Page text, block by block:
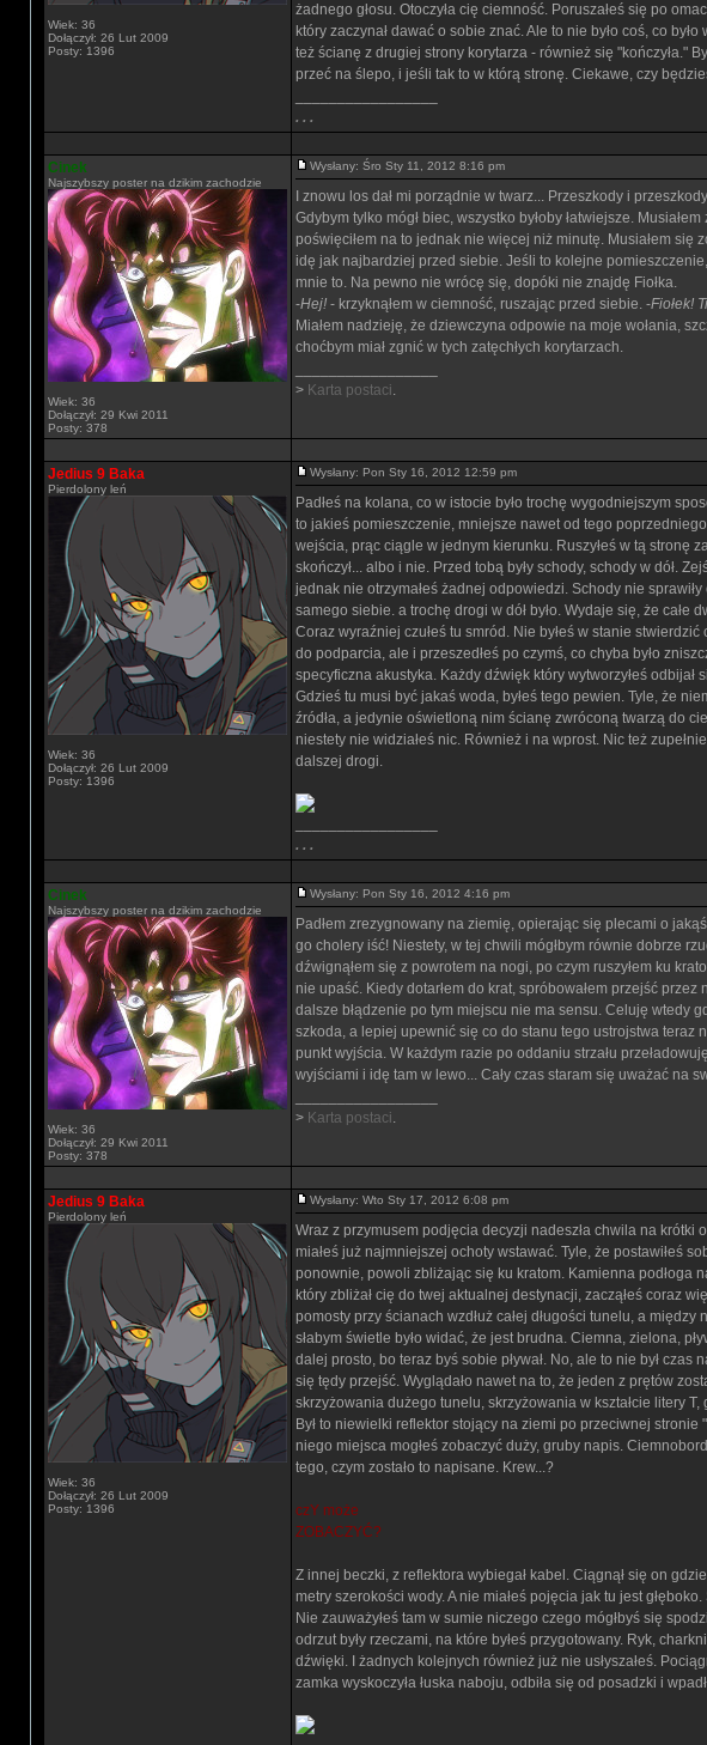
Wiek: 36
Dołączył: 26 Lut 2009
Posty: 1396
żadnego głosu. Otoczyła cię ciemność. Poruszałeś się po
który zaczynał dawać o sobie znać. Ale to nie było coś, co
też ścianę z drugiej strony korytarza - również się "kończyła."
przeć na ślepo, i jeśli tak to w którą stronę. Ciekawe, czy
. . .
Cinek
Najszybszy poster na dzikim zachodzie
Wiek: 36
Dołączył: 29 Kwi 2011
Posty: 378
Wysłany: Śro Sty 11, 2012 8:16 pm
I znowu los dał mi porządnie w twarz... Przeszkody i
Gdybym tylko mógł biec, wszystko byłoby łatwiejsze.
poświęciłem na to jednak nie więcej niż minutę. Musiałem
idę jak najbardziej przed siebie. Jeśli to kolejne
mnie to. Na pewno nie wrócę się, dopóki nie znajdę Fiołka.
-Hej!- krzyknąłem w ciemność, ruszając przed siebie. -Fiołek!
Miałem nadzieję, że dziewczyna odpowie na moje wołania,
choćbym miał zgnić w tych zatęchłych korytarzach.
> Karta postaci.
Jedius 9 Baka
Pierdolony leń
Wiek: 36
Dołączył: 26 Lut 2009
Posty: 1396
Wysłany: Pon Sty 16, 2012 12:59 pm
Padłeś na kolana, co w istocie było trochę wygodniejszym
to jakieś pomieszczenie, mniejsze nawet od tego
wejścia, prąc ciągle w jednym kierunku. Ruszyłeś w tą stronę
skończył... albo i nie. Przed tobą były schody, schody w dół.
jednak nie otrzymałeś żadnej odpowiedzi. Schody nie
samego siebie. a trochę drogi w dół było. Wydaje się, że całe
Coraz wyraźniej czułeś tu smród. Nie byłeś w stanie
do podparcia, ale i przeszedłeś po czymś, co chyba było
specyficzna akustyka. Każdy dźwięk który wytworzyłeś
Gdzieś tu musi być jakaś woda, byłeś tego pewien. Tyle, że
źródła, a jedynie oświetloną nim ścianę zwróconą twarzą do
niestety nie widziałeś nic. Również i na wprost. Nic też
dalszej drogi.
. . .
Cinek
Najszybszy poster na dzikim zachodzie
Wiek: 36
Dołączył: 29 Kwi 2011
Posty: 378
Wysłany: Pon Sty 16, 2012 4:16 pm
Padłem zrezygnowany na ziemię, opierając się plecami o
go cholery iść! Niestety, w tej chwili mógłbym równie dobrze
dźwignąłem się z powrotem na nogi, po czym ruszyłem ku
nie upaść. Kiedy dotarłem do krat, spróbowałem przejść
dalsze błądzenie po tym miejscu nie ma sensu. Celuję wtedy
szkoda, a lepiej upewnić się co do stanu tego ustrojstwa teraz
punkt wyjścia. W każdym razie po oddaniu strzału
wyjściami i idę tam w lewo... Cały czas staram się uważać na
> Karta postaci.
Jedius 9 Baka
Pierdolony leń
Wiek: 36
Dołączył: 26 Lut 2009
Posty: 1396
Wysłany: Wto Sty 17, 2012 6:08 pm
Wraz z przymusem podjęcia decyzji nadeszła chwila na krótki
miałeś już najmniejszej ochoty wstawać. Tyle, że postawiłeś
ponownie, powoli zbliżając się ku kratom. Kamienna podłoga
który zbliżał cię do twej aktualnej destynacji, zacząłeś coraz
pomosty przy ścianach wzdłuż całej długości tunelu, a
słabym świetle było widać, że jest brudna. Ciemna, zielona,
dalej prosto, bo teraz byś sobie pływał. No, ale to nie był
się tędy przejść. Wyglądało nawet na to, że jeden z prętów
skrzyżowania dużego tunelu, skrzyżowania w kształcie litery
Był to niewielki reflektor stojący na ziemi po przeciwnej
niego miejsca mogłeś zobaczyć duży, gruby napis.
tego, czym zostało to napisane. Krew...?
czY może
ZOBACZYĆ?
Z innej beczki, z reflektora wybiegał kabel. Ciągnął się on
metry szerokości wody. A nie miałeś pojęcia jak tu jest
Nie zauważyłeś tam w sumie niczego czego mógłbyś się
odrzut były rzeczami, na które byłeś przygotowany. Ryk,
dźwięki. I żadnych kolejnych również już nie usłyszałeś.
zamka wyskoczyła łuska naboju, odbiła się od posadzki i